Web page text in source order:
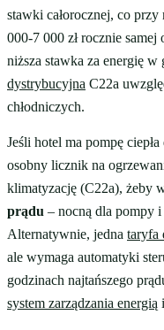
stawki całorocznej, co
000-7 000 zł rocznie
niższa stawka za energię
dystrybucyjna C22a
chłodniczych.
Jeśli hotel ma pompę
osobny licznik na
klimatyzację (C22a), żeby
prądu – nocną dla pompy
Alternatywnie, jedna taryfa
ale wymaga automatyki
godzinach najtańszego
system zarządzania energią